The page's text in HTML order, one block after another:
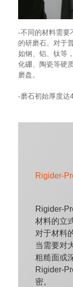
-不同的材料需要
的研磨石。对于
如钢、铝、钛等
化硼、陶瓷等硬
磨盘。
-磨石初始厚度达
Rigider-
Rigider-
材料的立
对于材料
当需要对
粗糙面或
Rigider-
密。